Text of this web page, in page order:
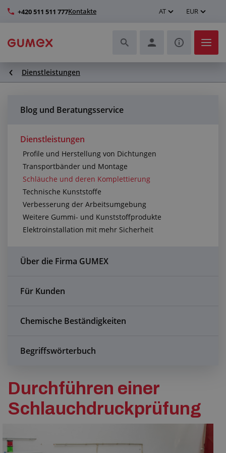
+420 511 511 777Kontakte AT EUR
Schläuche und deren Komplettierung
Transportbänder und Montage
Verbesserung der Arbeitsumgebung
Weitere Gummi- und Kunststoffprodukte
Anfragezentrum
Alles über den Einkauf
Über uns
Dienstleistungen
Blog und Beratungsservice
Dienstleistungen
Profile und Herstellung von Dichtungen
Transportbänder und Montage
Schläuche und deren Komplettierung
Technische Kunststoffe
Verbesserung der Arbeitsumgebung
Weitere Gummi- und Kunststoffprodukte
Elektroinstallation mit mehr Sicherheit
Über die Firma GUMEX
Für Kunden
Chemische Beständigkeiten
Begriffswörterbuch
Durchführen einer
Schlauchdruckprüfung